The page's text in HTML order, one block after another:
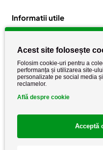
Informatii utile
Politica de cookie
Acest site folosește
Folosim cookie-uri pentru a
performanța și utilizarea site-
personalizate pe social media
reclamelor.
Află despre cookie
Acceptă